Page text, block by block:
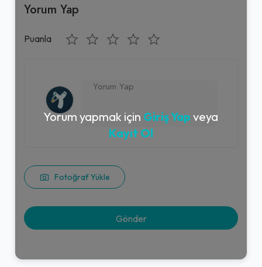
Yorum Yap
Puanla
Fotoğraf Yükle
Yorum yapmak için Giriş Yap veya
Kayıt Ol